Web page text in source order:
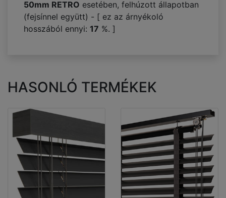
50mm RETRO esetében, felhúzott állapotban
(fejsínnel együtt) - [ ez az árnyékoló
hosszából ennyi: 17 %. ]
HASONLÓ TERMÉKEK